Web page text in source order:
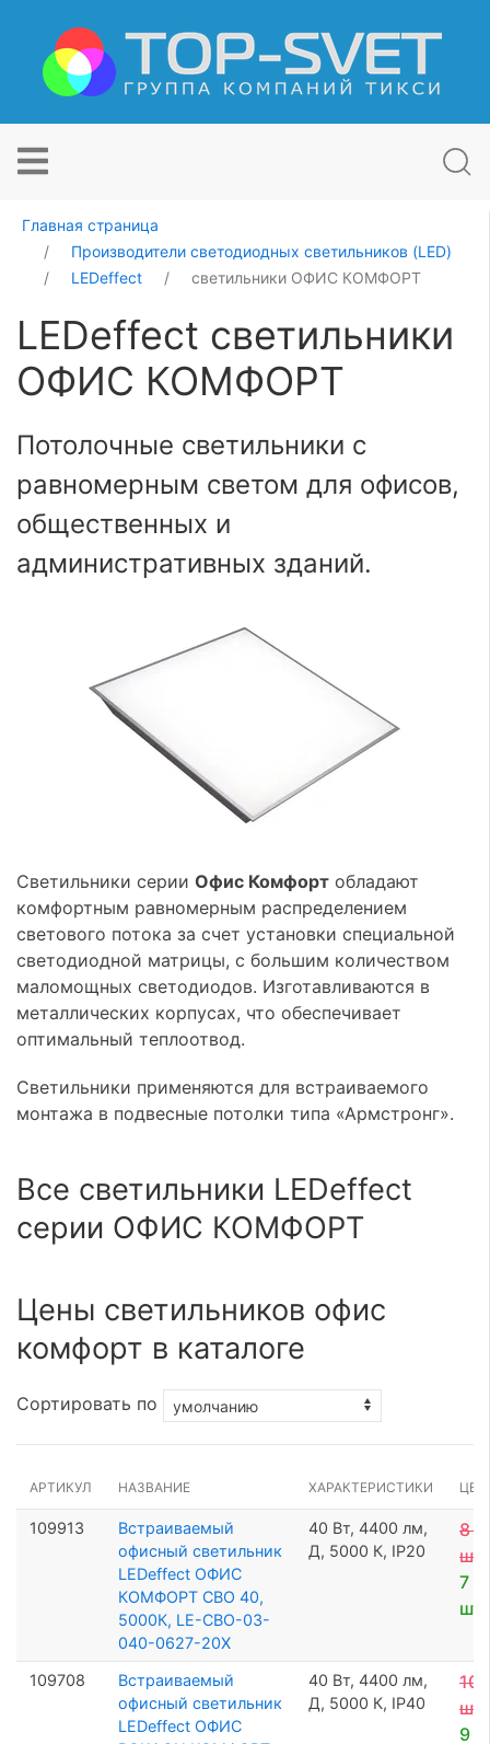
Главная страница
Производители светодиодных светильников (LED)
LEDeffect
светильники ОФИС КОМФОРТ
LEDeffect светильники
ОФИС КОМФОРТ
Потолочные светильники с
равномерным светом для офисов,
общественных и
административных зданий.
Светильники серии Офис Комфорт обладают
комфортным равномерным распределением
светового потока за счет установки специальной
светодиодной матрицы, с большим количеством
маломощных светодиодов. Изготавливаются в
металлических корпусах, что обеспечивает
оптимальный теплоотвод.
Светильники применяются для встраиваемого
монтажа в подвесные потолки типа «Армстронг».
Все светильники LEDeffect
серии ОФИС КОМФОРТ
Цены светильников офис
комфорт в каталоге
Сортировать по
АРТИКУЛ НАЗВАНИЕ ХАРАКТЕРИСТИКИ
109913
Встраиваемый
офисный светильник
LEDeffect ОФИС
КОМФОРТ СВО 40,
5000К, LE-СВО-03-
040-0627-20Х
40 Вт, 4400 лм,
Д, 5000 К, IP20
8
шт
7
шт
109708
Встраиваемый
офисный светильник
LEDeffect ОФИС
40 Вт, 4400 лм,
Д, 5000 К, IP40
10
шт
9